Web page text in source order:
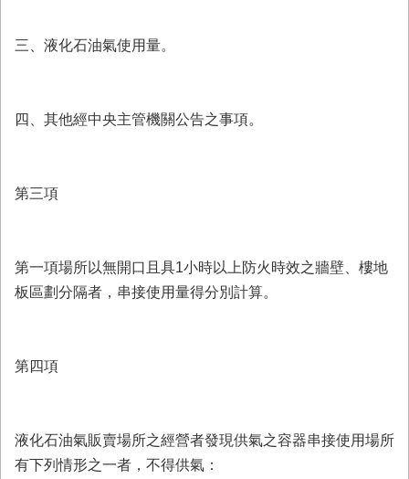
三、液化石油氣使用量。
四、其他經中央主管機關公告之事項。
第三項
第一項場所以無開口且具1小時以上防火時效之牆壁、樓地
板區劃分隔者，串接使用量得分別計算。
第四項
液化石油氣販賣場所之經營者發現供氣之容器串接使用場所
有下列情形之一者，不得供氣：